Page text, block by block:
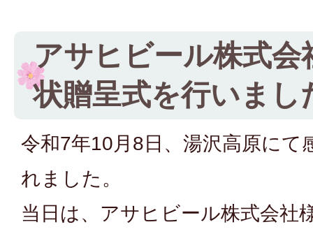
アサヒビール株式会
状贈呈式を行いまし
令和7年10月8日、湯沢高原にて
れました。
当日は、アサヒビール株式会社